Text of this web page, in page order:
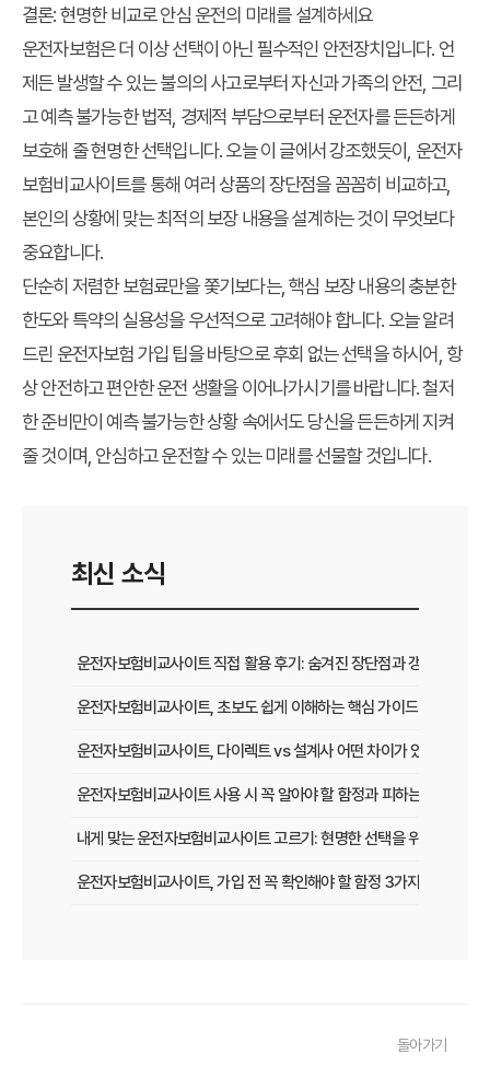
결론: 현명한 비교로 안심 운전의 미래를 설계하세요
운전자보험은 더 이상 선택이 아닌 필수적인 안전장치입니다. 언
제든 발생할 수 있는 불의의 사고로부터 자신과 가족의 안전, 그리
고 예측 불가능한 법적, 경제적 부담으로부터 운전자를 든든하게
보호해 줄 현명한 선택입니다. 오늘 이 글에서 강조했듯이, 운전자
보험비교사이트를 통해 여러 상품의 장단점을 꼼꼼히 비교하고,
본인의 상황에 맞는 최적의 보장 내용을 설계하는 것이 무엇보다
중요합니다.
단순히 저렴한 보험료만을 쫓기보다는, 핵심 보장 내용의 충분한
한도와 특약의 실용성을 우선적으로 고려해야 합니다. 오늘 알려
드린 운전자보험 가입 팁을 바탕으로 후회 없는 선택을 하시어, 항
상 안전하고 편안한 운전 생활을 이어나가시기를 바랍니다. 철저
한 준비만이 예측 불가능한 상황 속에서도 당신을 든든하게 지켜
줄 것이며, 안심하고 운전할 수 있는 미래를 선물할 것입니다.
최신 소식
운전자보험비교사이트 직접 활용 후기: 숨겨진 장단점과 갱신 팁
운전자보험비교사이트, 초보도 쉽게 이해하는 핵심 가이드
운전자보험비교사이트, 다이렉트 vs 설계사 어떤 차이가 있을까?
운전자보험비교사이트 사용 시 꼭 알아야 할 함정과 피하는 법
내게 맞는 운전자보험비교사이트 고르기: 현명한 선택을 위한 5가지
운전자보험비교사이트, 가입 전 꼭 확인해야 할 함정 3가지
운전자보험 다이렉트 vs 비교사이트, 나에게 맞는 가입 방법은?
돌아가기